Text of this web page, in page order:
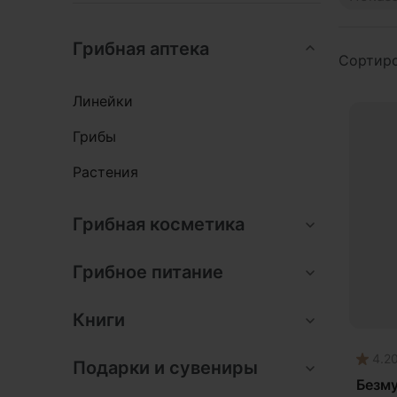
4.20
Грибная аптека
Линейки
Грибы
Растения
Грибная косметика
Грибное питание
Книги
Подарки и сувениры